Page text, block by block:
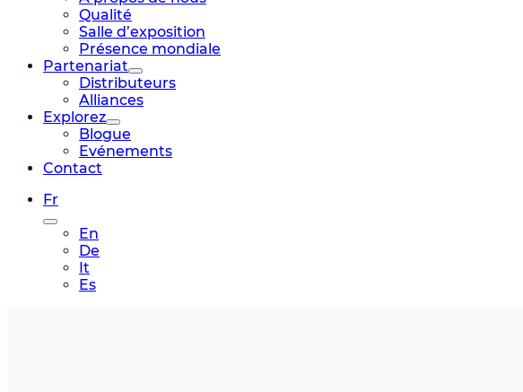
Qualité
Salle d’exposition
Présence mondiale
Partenariat
Distributeurs
Alliances
Explorez
Blogue
Evénements
Contact
Fr
En
De
It
Es